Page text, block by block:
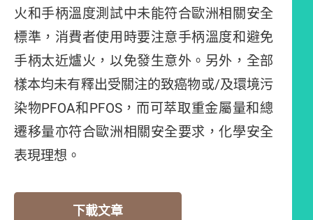
火和手柄溫度測試中未能符合歐洲相關安全
標準，消費者使用時要注意手柄溫度和避免
手柄太近爐火，以免發生意外。另外，全部
樣本均未有釋出受關注的致癌物或/及環境污
染物PFOA和PFOS，而可萃取重金屬量和總
遷移量亦符合歐洲相關安全要求，化學安全
表現理想。
下載文章